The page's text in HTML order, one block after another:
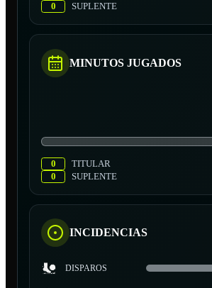
0
SUPLENTE
MINUTOS JUGADOS
0
TITULAR
0
SUPLENTE
INCIDENCIAS
DISPAROS